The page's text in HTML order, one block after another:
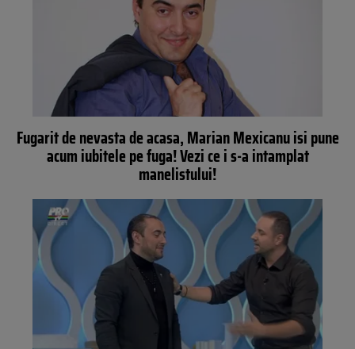
Fugarit de nevasta de acasa, Marian Mexicanu isi pune
acum iubitele pe fuga! Vezi ce i s-a intamplat
manelistului!